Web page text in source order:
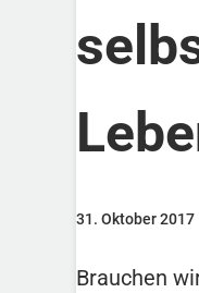
31. Oktober 2017
Brauchen